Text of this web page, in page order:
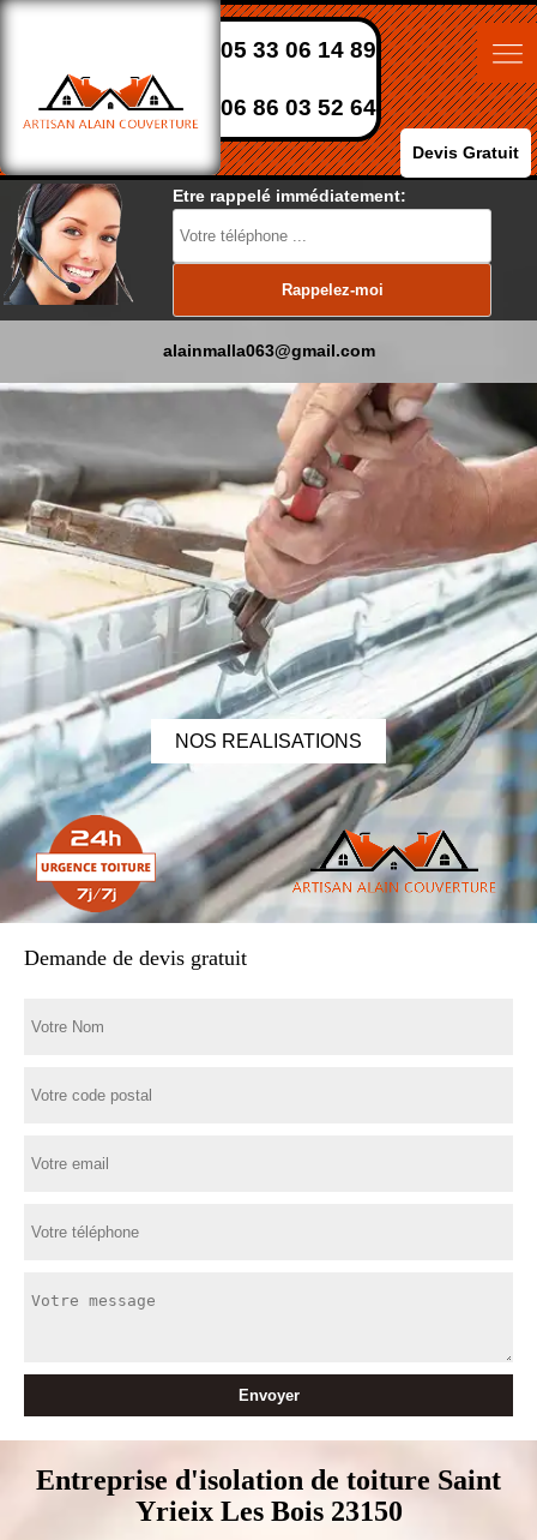
05 33 06 14 89
06 86 03 52 64
Devis Gratuit
Etre rappelé immédiatement:
alainmalla063@gmail.com
NOS REALISATIONS
Demande de devis gratuit
Entreprise d'isolation de toiture Saint
Yrieix Les Bois 23150